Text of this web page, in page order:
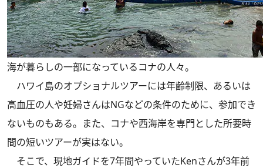
海が暮らしの一部になっているコナの人々。
ハワイ島のオプショナルツアーには年齢制限、あるいは
高血圧の人や妊婦さんはNGなどの条件のために、参加でき
ないものもある。また、コナや西海岸を専門とした所要時
間の短いツアーが実はない。
そこで、現地ガイドを7年間やっていたKenさんが3年前